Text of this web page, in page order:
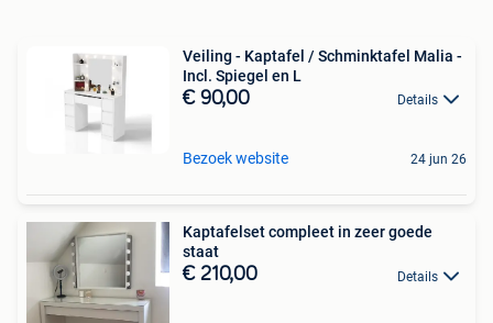
Veiling - Kaptafel / Schminktafel Malia -
Incl. Spiegel en L
€ 90,00 Details
Bezoek website 24 jun 26
Kaptafelset compleet in zeer goede
staat
€ 210,00 Details